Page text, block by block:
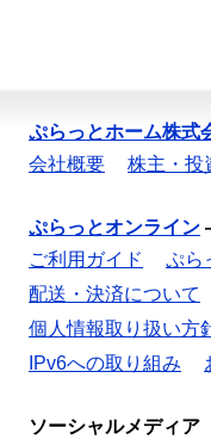
ぷらっとホーム株式
会社概要
株主・投
ぷらっとオンライン
ご利用ガイド
ぷら
配送・決済について
個人情報取り扱い方
IPv6への取り組み
ソーシャルメディア